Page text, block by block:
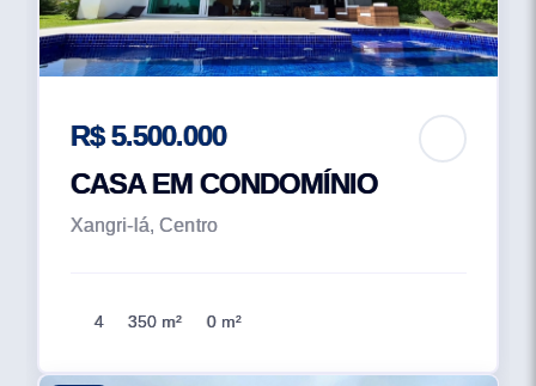
R$ 5.500.000
CASA EM CONDOMÍNIO
Xangri-lá, Centro
4 350 m² 0 m²